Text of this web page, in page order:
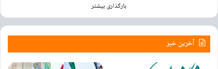
بارگذاری بیشتر
آخرین خبر